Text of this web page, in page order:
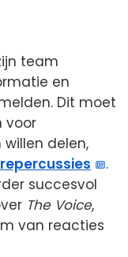
team
en
Dit moet
voor
delen,
repercussies
.
succesvol
The Voice,
van reacties